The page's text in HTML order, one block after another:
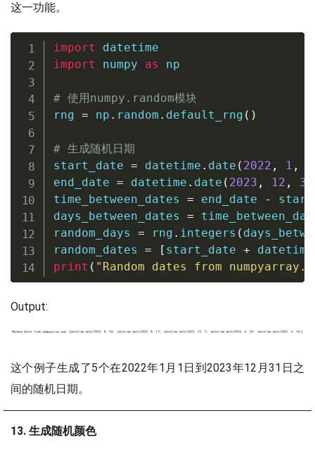
这一功能。
import
import numpy as np
# 使用numpy.random模块
rng = np . random . default_rng ( )
# 生成随机日期
start_date = datetime . date ( 2022 , 1 ,
end_date = datetime . date ( 2023 , 12 , 31
time_between_dates = end_date -
days_between_dates =
random_days = rng . integers (
random_dates = [ start_date + datetime
print ( "Random dates from
Output:
这个例子生成了5个在2022年1月1日到2023年12月31日之
间的随机日期。
13. 生成随机颜色